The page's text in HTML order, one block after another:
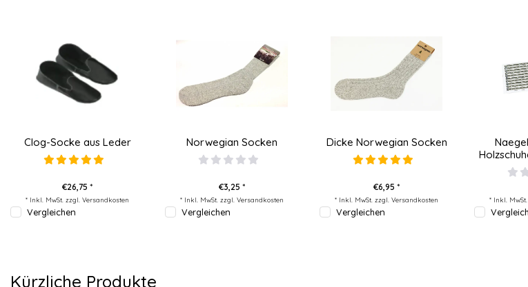
Clog-Socke aus Leder
€26,75 *
* Inkl. MwSt. zzgl. Versandkosten
Vergleichen
Norwegian Socken
€3,25 *
* Inkl. MwSt. zzgl. Versandkosten
Vergleichen
Dicke Norwegian Socken
€6,95 *
* Inkl. MwSt. zzgl. Versandkosten
Vergleichen
* Inkl. MwSt.
Kürzliche Produkte